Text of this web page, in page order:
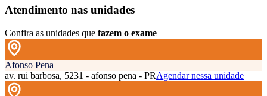
Atendimento nas unidades
Confira as unidades que fazem o exame
Afonso Pena
av. rui barbosa, 5231 - afonso pena - PRAgendar nessa unidade